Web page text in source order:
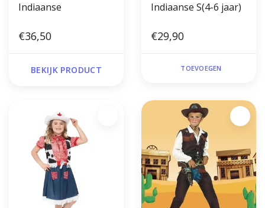
Indiaanse
€36,50
BEKIJK PRODUCT
Indiaanse S(4-6 jaar)
€29,90
TOEVOEGEN